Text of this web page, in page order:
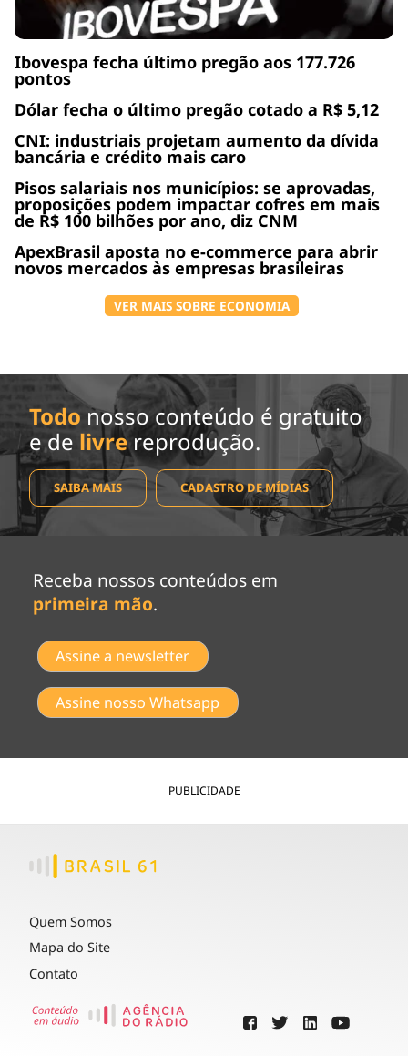
Ibovespa fecha último pregão aos 177.726
pontos
Dólar fecha o último pregão cotado a R$ 5,12
CNI: industriais projetam aumento da dívida
bancária e crédito mais caro
Pisos salariais nos municípios: se aprovadas,
proposições podem impactar cofres em mais
de R$ 100 bilhões por ano, diz CNM
ApexBrasil aposta no e-commerce para abrir
novos mercados às empresas brasileiras
VER MAIS SOBRE ECONOMIA
Todo nosso conteúdo é gratuito
e de livrereprodução.
SAIBA MAIS CADASTRO DE MÍDIAS
Receba nossos conteúdos em
primeira mão.
Assine a newsletter
Assine nosso Whatsapp
PUBLICIDADE
Quem Somos
Mapa do Site
Contato